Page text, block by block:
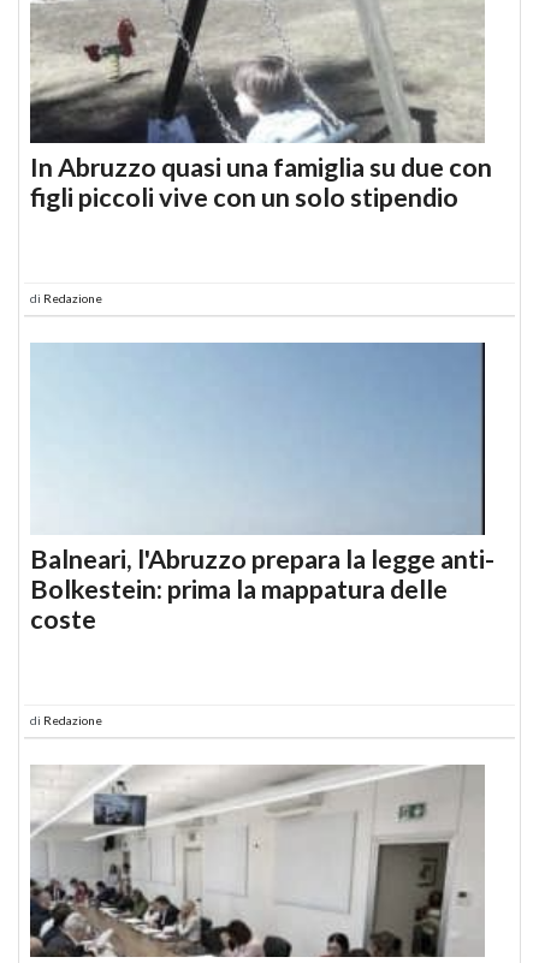
In Abruzzo quasi una famiglia su due con
figli piccoli vive con un solo stipendio
di Redazione
Balneari, l'Abruzzo prepara la legge anti-
Bolkestein: prima la mappatura delle
coste
di Redazione